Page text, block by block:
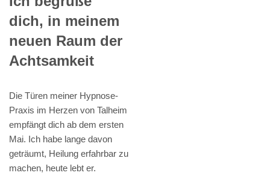
dich, in meinem
neuen Raum der
Achtsamkeit
Die Türen meiner Hypnose-
Praxis im Herzen von Talheim
empfängt dich ab dem ersten
Mai. Ich habe lange davon
geträumt, Heilung erfahrbar zu
machen, heute lebt er.